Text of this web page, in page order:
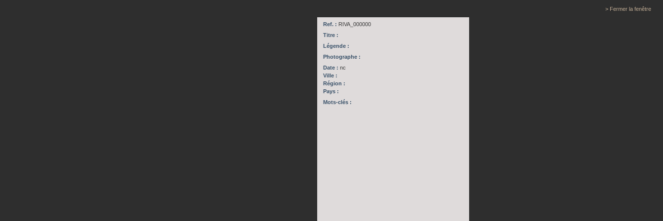
> Fermer la fenêtre
Ref. : RIVA_000000
Titre :
Légende :
Photographe :
Date : nc
Ville :
Région :
Pays :
Mots-clés :